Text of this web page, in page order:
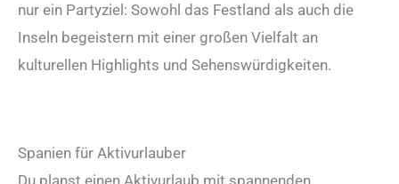
nur ein Partyziel: Sowohl das Festland als auch die
Inseln begeistern mit einer großen Vielfalt an
kulturellen Highlights und Sehenswürdigkeiten.
Spanien für Aktivurlauber
Du planst einen Aktivurlaub mit spannenden